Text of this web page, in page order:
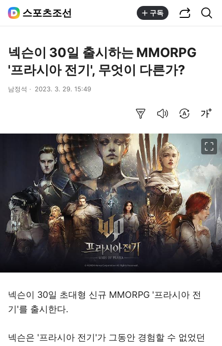
스포츠조선 구독
넥슨이 30일 출시하는 MMORPG
'프라시아 전기', 무엇이 다른가?
남정석 2023. 3. 29. 15:49
넥슨이 30일 초대형 신규 MMORPG '프라시아 전
기'를 출시한다.
넥슨은 '프라시아 전기'가 그동안 경험할 수 없었던